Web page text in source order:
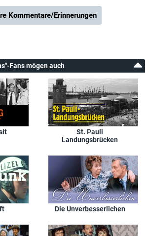
Kommentare/Erinnerungen
Fans mögen auch
St. Pauli
Landungsbrücken
Die Unverbesserlichen